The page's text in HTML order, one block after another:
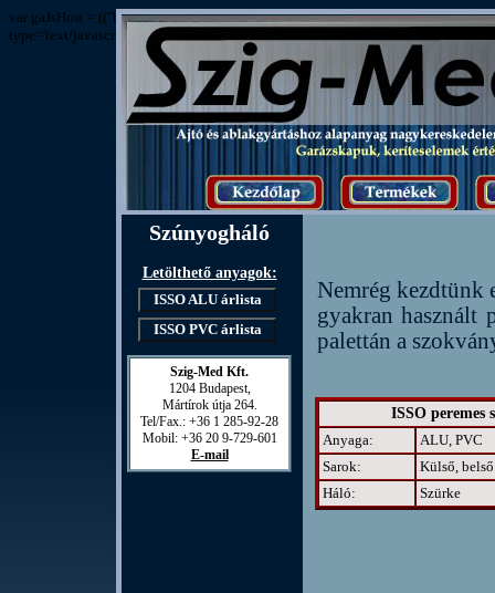
Szúnyogháló
Letölthető anyagok:
ISSO ALU árlista
ISSO PVC árlista
Szig-Med Kft.
1204 Budapest,
Mártírok útja 264.
Tel/Fax.: +36 1 285-92-28
E-mail
Nemrég kezdtünk
gyakran használt
palettán a
ISSO peremes
Anyaga:
ALU, PVC
Sarok:
Külső, belső
Háló:
Szürke
var gaJsHost = (("https:" == document.location.protocol) ? "https://ssl." : "http://
type='text/javascript'%3E%3C/script%3E"));